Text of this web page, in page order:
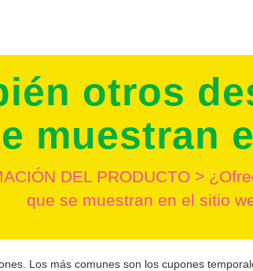
otros
muestran
DEL PRODUCTO >
que se muestran en el sitio
Los más comunes son los cupones